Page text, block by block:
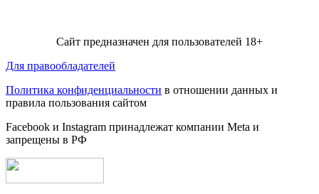
Сайт предназначен для пользователей 18+
Для правообладателей
Политика конфиденциальности в отношении данных и
правила пользования сайтом
Facebook и Instagram принадлежат компании Metа и
запрещены в РФ